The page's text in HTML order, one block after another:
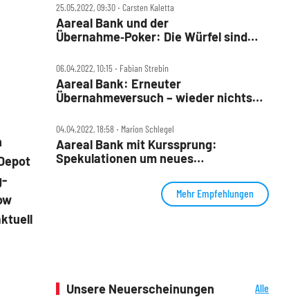
25.05.2022, 09:30 ‧ Carsten Kaletta
Aareal Bank und der
Übernahme‑Poker: Die Würfel sind
06.04.2022, 10:15 ‧ Fabian Strebin
Aareal Bank: Erneuter
Übernahmeversuch – wieder nichts
04.04.2022, 18:58 ‧ Marion Schlegel
Aareal Bank mit Kurssprung:
Spekulationen um neues
Mehr Empfehlungen
Unsere Neuerscheinungen
Alle